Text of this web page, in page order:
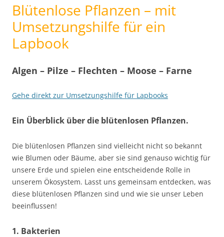
Blütenlose Pflanzen – mit
Umsetzungshilfe für ein
Lapbook
Algen – Pilze – Flechten – Moose – Farne
Gehe direkt zur Umsetzungshilfe für Lapbooks
Ein Überblick über die blütenlosen Pflanzen.
Die blütenlosen Pflanzen sind vielleicht nicht so bekannt
wie Blumen oder Bäume, aber sie sind genauso wichtig für
unsere Erde und spielen eine entscheidende Rolle in
unserem Ökosystem. Lasst uns gemeinsam entdecken, was
diese blütenlosen Pflanzen sind und wie sie unser Leben
beeinflussen!
1. Bakterien